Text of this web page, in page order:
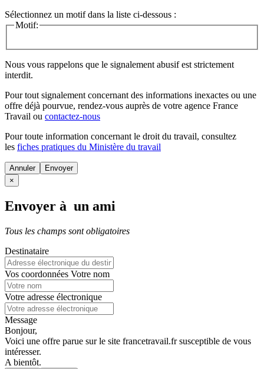
Sélectionnez un motif dans la liste ci-dessous :
Motif:
Nous vous rappelons que le signalement abusif est strictement
interdit.
Pour tout signalement concernant des informations inexactes ou une
offre déjà pourvue, rendez-vous auprès de votre agence France
Travail ou contactez-nous
Pour toute information concernant le droit du travail, consultez
les fiches pratiques du Ministère du travail
Annuler
×
Envoyer à un ami
Tous les champs sont obligatoires
Destinataire
Vos coordonnées Votre nom
Votre adresse électronique
Message
Bonjour,
Voici une offre parue sur le site francetravail.fr susceptible de vous
intéresser.
A bientôt.